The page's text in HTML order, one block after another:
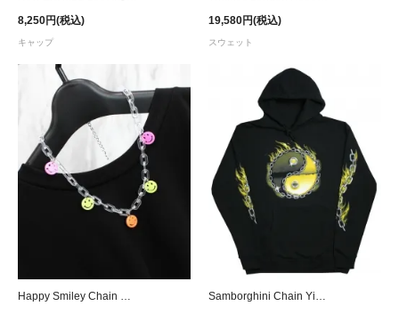
8,250円(税込)
キャップ
19,580円(税込)
スウェット